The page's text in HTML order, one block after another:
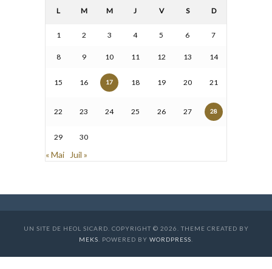
L M M J V S D
1 2 3 4 5 6 7
8 9 10 11 12 13 14
15 16 17 18 19 20 21
22 23 24 25 26 27 28
29 30
« Mai Juil »
UN SITE DE HEOL SICARD. COPYRIGHT © 2026. THEME CREATED BY
MEKS . POWERED BY WORDPRESS